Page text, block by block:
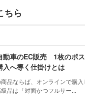
ちら